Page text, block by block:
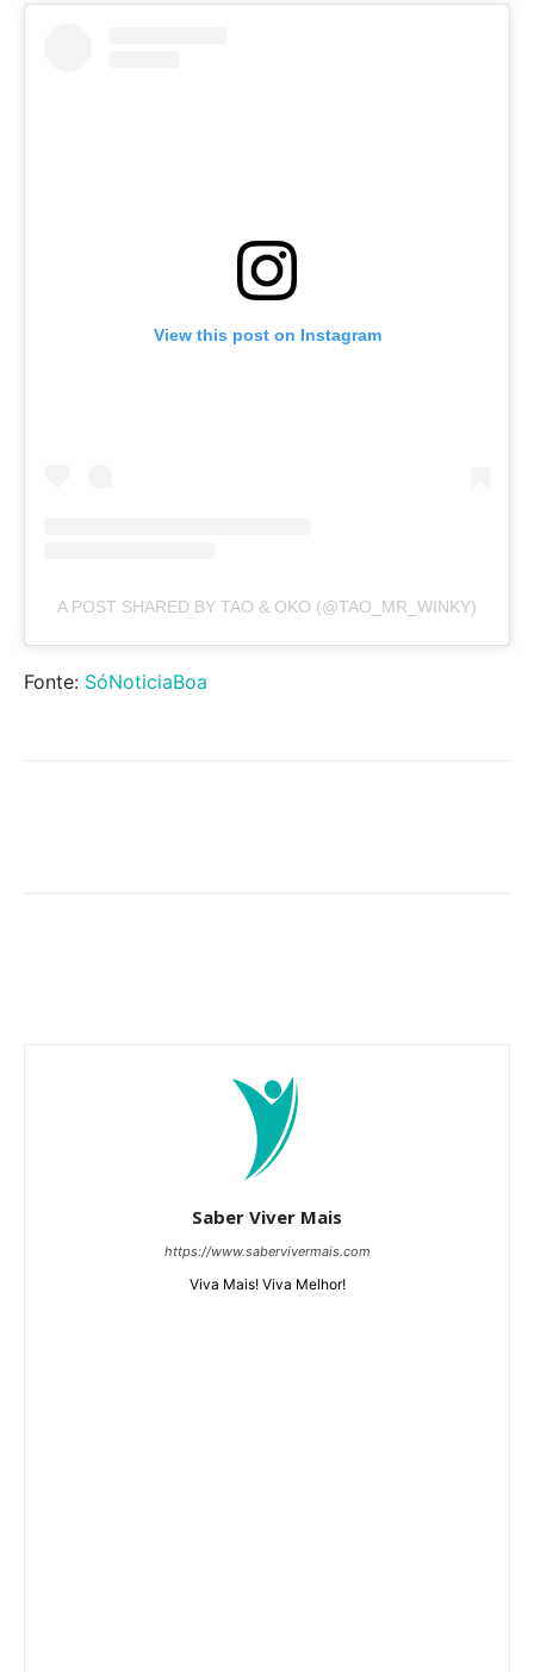
View this post on Instagram
A POST SHARED BY TAO & OKO (@TAO_MR_WINKY)
Fonte: SóNoticiaBoa
Saber Viver Mais
https://www.sabervivermais.com
Viva Mais! Viva Melhor!